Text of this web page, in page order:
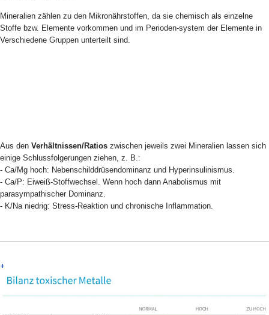
Mineralien zählen zu den Mikronährstoffen, da sie chemisch als einzelne
Stoffe bzw. Elemente vorkommen und im Perioden-system der Elemente in
Verschiedene Gruppen unterteilt sind.
Aus den Verhältnissen/Ratios zwischen jeweils zwei Mineralien lassen sich
einige Schlussfolgerungen ziehen, z. B.:
- Ca/Mg hoch: Nebenschilddrüsendominanz und Hyperinsulinismus.
- Ca/P: Eiweiß-Stoffwechsel. Wenn hoch dann Anabolismus mit
parasympathischer Dominanz.
- K/Na niedrig: Stress-Reaktion und chronische Inflammation.
+